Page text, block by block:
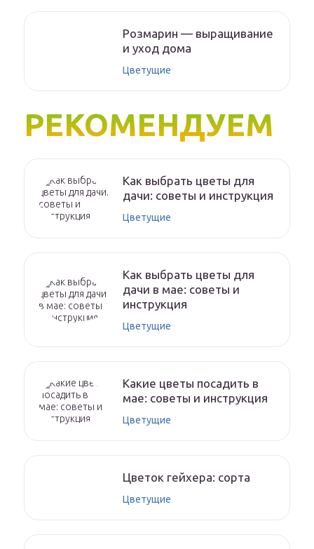
Розмарин — выращивание
и уход дома
Цветущие
РЕКОМЕНДУЕМ
Как выбрать цветы для
дачи: советы и инструкция
Цветущие
Как выбрать цветы для
дачи в мае: советы и
инструкция
Цветущие
Какие цветы посадить в
мае: советы и инструкция
Цветущие
Цветок гейхера: сорта
Цветущие